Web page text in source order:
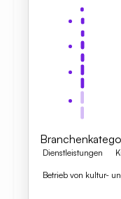
Dienstleistungen
Betrieb von kultur-